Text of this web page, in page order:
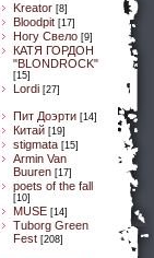
Kreator [8]
Bloodpit [17]
Ногу Свело [9]
КАТЯ ГОРДОН
"BLONDROCK"
[15]
Lordi [27]
Пит Доэрти [14]
Китай [19]
stigmata [15]
Armin Van
Buuren [17]
poets of the fall
[10]
MUSE [14]
Tuborg Green
Fest [208]